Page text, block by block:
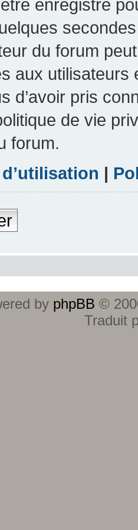
enregistré
du forum
aux
d’avoir pris
de vie
forum.
|
by phpBB ©
Traduit